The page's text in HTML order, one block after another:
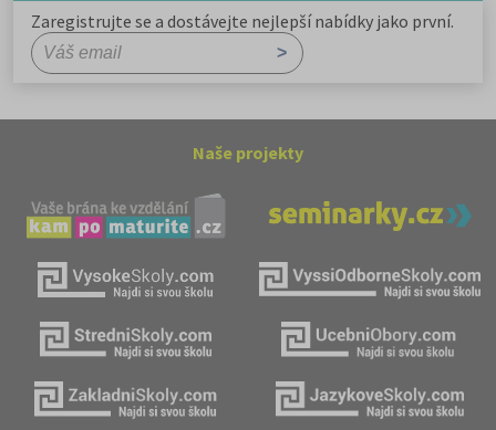
Zaregistrujte se a dostávejte nejlepší nabídky jako první.
Naše projekty